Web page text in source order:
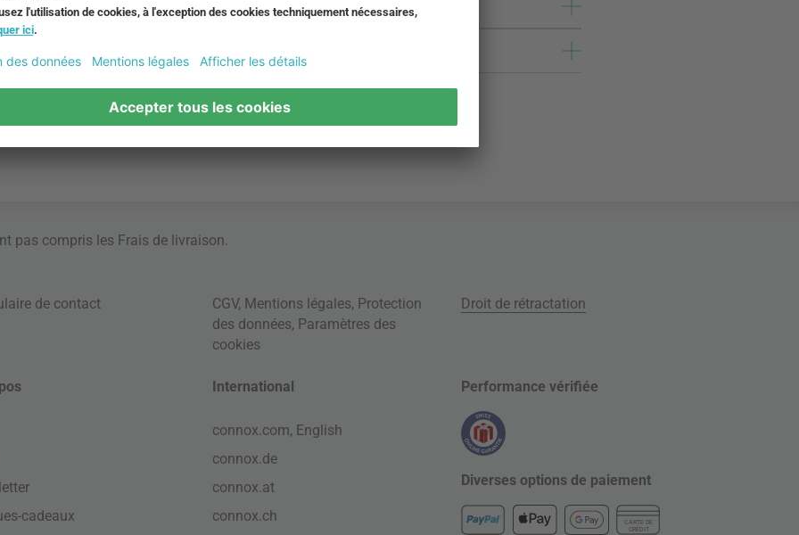
pas compris les Frais de livraison.
de contact CGV, Mentions légales, Protection
des données, Paramètres des
cookies
Droit de rétractation
cadeaux
International
connox.com, English
connox.de
connox.at
connox.ch
Performance vérifiée
Diverses options de paiement
CARTE DE
CRÉDIT